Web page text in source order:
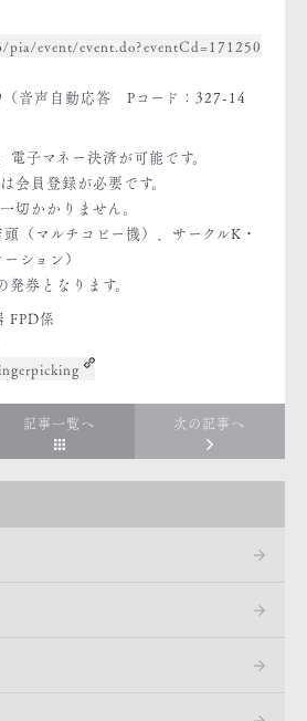
event/event.do?eventCd=171250
音声自動応答 Pコード：327-14
子マネー決済が可能です。
員登録が必要です。
かかりません。
（マルチコピー機）、サークルK・
ション）
券となります。
FPD係
記事一覧へ 次の記事へ